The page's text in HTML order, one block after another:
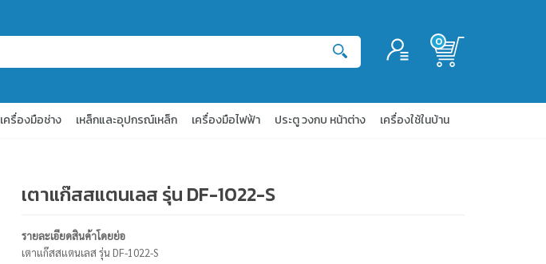
เข้าสู่ระบบ
0
เครื่องมือช่าง เหล็กและอุปกรณ์เหล็ก เครื่องมือไฟฟ้า ประตู วงกบ หน้าต่าง เครื่องใช้ในบ้าน
เตาแก๊สสแตนเลส รุ่น DF-1022-S
รายละเอียดสินค้าโดยย่อ
เตาแก๊สสแตนเลส รุ่น DF-1022-S